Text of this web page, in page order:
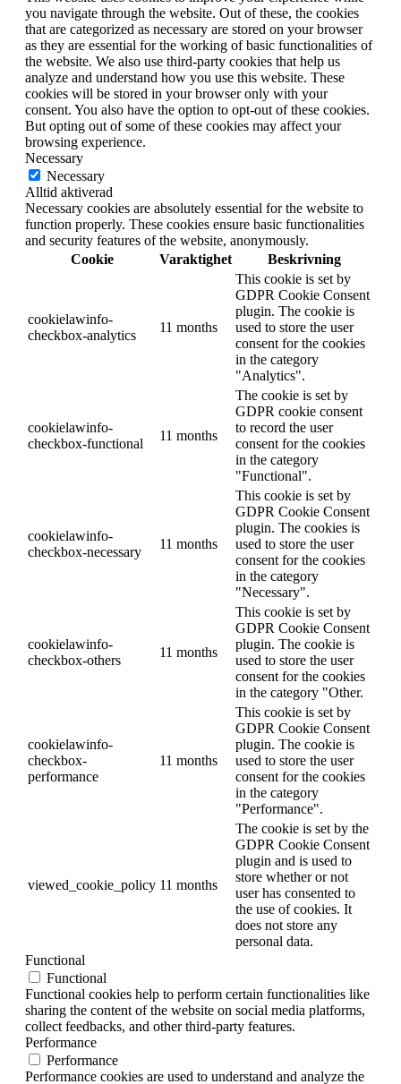
you navigate through the website. Out of these, the cookies
that are categorized as necessary are stored on your browser
as they are essential for the working of basic functionalities of
the website. We also use third-party cookies that help us
analyze and understand how you use this website. These
cookies will be stored in your browser only with your
consent. You also have the option to opt-out of these cookies.
But opting out of some of these cookies may affect your
browsing experience.
Necessary
Necessary
Alltid aktiverad
Necessary cookies are absolutely essential for the website to
function properly. These cookies ensure basic functionalities
and security features of the website, anonymously.
Cookie
Varaktighet Beskrivning
cookielawinfo-
checkbox-analytics
11 months
This cookie is set by
GDPR Cookie Consent
plugin. The cookie is
used to store the user
consent for the cookies
in the category
"Analytics".
cookielawinfo-
checkbox-functional
11 months
The cookie is set by
GDPR cookie consent
to record the user
consent for the cookies
in the category
"Functional".
cookielawinfo-
checkbox-necessary
11 months
This cookie is set by
GDPR Cookie Consent
plugin. The cookies is
used to store the user
consent for the cookies
in the category
"Necessary".
cookielawinfo-
checkbox-others
11 months
This cookie is set by
GDPR Cookie Consent
plugin. The cookie is
used to store the user
consent for the cookies
in the category "Other.
cookielawinfo-
checkbox-
performance
11 months
This cookie is set by
GDPR Cookie Consent
plugin. The cookie is
used to store the user
consent for the cookies
in the category
"Performance".
viewed_cookie_policy 11 months
The cookie is set by the
GDPR Cookie Consent
plugin and is used to
store whether or not
user has consented to
the use of cookies. It
does not store any
personal data.
Functional
Functional
Functional cookies help to perform certain functionalities like
sharing the content of the website on social media platforms,
collect feedbacks, and other third-party features.
Performance
Performance
Performance cookies are used to understand and analyze the